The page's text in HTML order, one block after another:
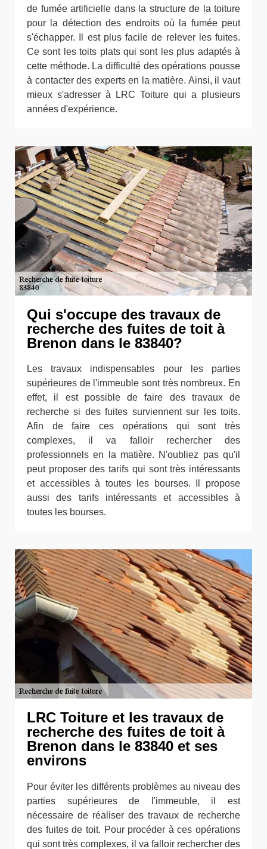
de fumée artificielle dans la structure de la toiture
pour la détection des endroits où la fumée peut
s'échapper. Il est plus facile de relever les fuites.
Ce sont les toits plats qui sont les plus adaptés à
cette méthode. La difficulté des opérations pousse
à contacter des experts en la matière. Ainsi, il vaut
mieux s'adresser à LRC Toiture qui a plusieurs
années d'expérience.
Qui s'occupe des travaux de
recherche des fuites de toit à
Brenon dans le 83840?
Les travaux indispensables pour les parties
supérieures de l'immeuble sont très nombreux. En
effet, il est possible de faire des travaux de
recherche si des fuites surviennent sur les toits.
Afin de faire ces opérations qui sont très
complexes, il va falloir rechercher des
professionnels en la matière. N'oubliez pas qu'il
peut proposer des tarifs qui sont très intéressants
et accessibles à toutes les bourses. Il propose
aussi des tarifs intéressants et accessibles à
toutes les bourses.
LRC Toiture et les travaux de
recherche des fuites de toit à
Brenon dans le 83840 et ses
environs
Pour éviter les différents problèmes au niveau des
parties supérieures de l'immeuble, il est
nécessaire de réaliser des travaux de recherche
des fuites de toit. Pour procéder à ces opérations
qui sont très complexes, il va falloir rechercher des